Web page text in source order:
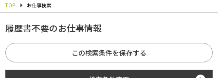
TOP お仕事検索
履歴書不要のお仕事情報
この検索条件を保存する